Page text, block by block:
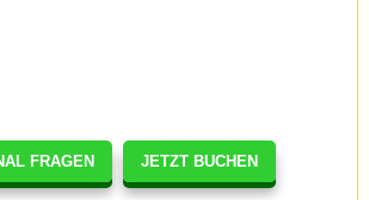
FRAGEN JETZT BUCHEN